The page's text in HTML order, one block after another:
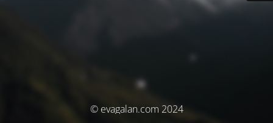
© evagalan.com 2024